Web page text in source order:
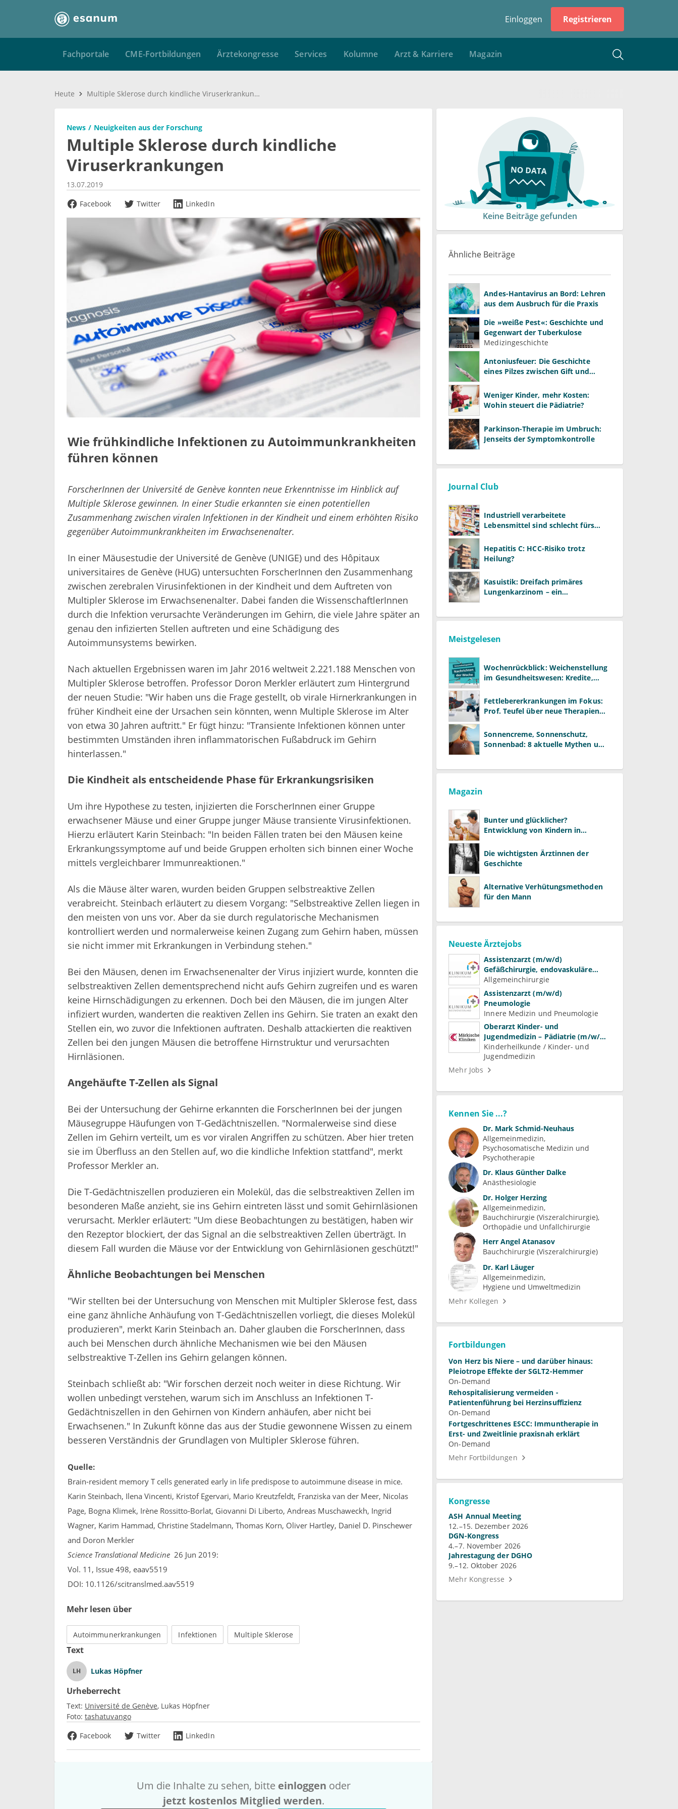
Einloggen Registrieren
Fachportale CME-Fortbildungen Ärztekongresse Services Kolumne Arzt & Karriere Magazin
Heute Multiple Sklerose durch kindliche Viruserkrankungen
News Neuigkeiten aus der Forschung
Multiple Sklerose durch kindliche
Viruserkrankungen
13.07.2019
Facebook
Twitter LinkedIn
Wie frühkindliche Infektionen zu Autoimmunkrankheiten
führen können
ForscherInnen der Université de Genève konnten neue Erkenntnisse im Hinblick auf
Multiple Sklerose gewinnen. In einer Studie erkannten sie einen potentiellen
Zusammenhang zwischen viralen Infektionen in der Kindheit und einem erhöhten Risiko
gegenüber Autoimmunkrankheiten im Erwachsenenalter.
In einer Mäusestudie der Université de Genève (UNIGE) und des Hôpitaux
universitaires de Genève (HUG) untersuchten ForscherInnen den Zusammenhang
zwischen zerebralen Virusinfektionen in der Kindheit und dem Auftreten von
Multipler Sklerose im Erwachsenenalter. Dabei fanden die WissenschaftlerInnen
durch die Infektion verursachte Veränderungen im Gehirn, die viele Jahre später an
genau den infizierten Stellen auftreten und eine Schädigung des
Autoimmunsystems bewirken.
Nach aktuellen Ergebnissen waren im Jahr 2016 weltweit 2.221.188 Menschen von
Multipler Sklerose betroffen. Professor Doron Merkler erläutert zum Hintergrund
der neuen Studie: "Wir haben uns die Frage gestellt, ob virale Hirnerkrankungen in
früher Kindheit eine der Ursachen sein könnten, wenn Multiple Sklerose im Alter
von etwa 30 Jahren auftritt." Er fügt hinzu: "Transiente Infektionen können unter
bestimmten Umständen ihren inflammatorischen Fußabdruck im Gehirn
hinterlassen."
Die Kindheit als entscheidende Phase für Erkrankungsrisiken
Um ihre Hypothese zu testen, injizierten die ForscherInnen einer Gruppe
erwachsener Mäuse und einer Gruppe junger Mäuse transiente Virusinfektionen.
Hierzu erläutert Karin Steinbach: "In beiden Fällen traten bei den Mäusen keine
Erkrankungssymptome auf und beide Gruppen erholten sich binnen einer Woche
mittels vergleichbarer Immunreaktionen."
Als die Mäuse älter waren, wurden beiden Gruppen selbstreaktive Zellen
verabreicht. Steinbach erläutert zu diesem Vorgang: "Selbstreaktive Zellen liegen in
den meisten von uns vor. Aber da sie durch regulatorische Mechanismen
kontrolliert werden und normalerweise keinen Zugang zum Gehirn haben, müssen
sie nicht immer mit Erkrankungen in Verbindung stehen."
Bei den Mäusen, denen im Erwachsenenalter der Virus injiziert wurde, konnten die
selbstreaktiven Zellen dementsprechend nicht aufs Gehirn zugreifen und es waren
keine Hirnschädigungen zu erkennen. Doch bei den Mäusen, die im jungen Alter
infiziert wurden, wanderten die reaktiven Zellen ins Gehirn. Sie traten an exakt den
Stellen ein, wo zuvor die Infektionen auftraten. Deshalb attackierten die reaktiven
Zellen bei den jungen Mäusen die betroffene Hirnstruktur und verursachten
Hirnläsionen.
Angehäufte T-Zellen als Signal
Bei der Untersuchung der Gehirne erkannten die ForscherInnen bei der jungen
Mäusegruppe Häufungen von T-Gedächtniszellen. "Normalerweise sind diese
Zellen im Gehirn verteilt, um es vor viralen Angriffen zu schützen. Aber hier treten
sie im Überfluss an den Stellen auf, wo die kindliche Infektion stattfand", merkt
Professor Merkler an.
Die T-Gedächtniszellen produzieren ein Molekül, das die selbstreaktiven Zellen im
besonderen Maße anzieht, sie ins Gehirn eintreten lässt und somit Gehirnläsionen
verursacht. Merkler erläutert: "Um diese Beobachtungen zu bestätigen, haben wir
den Rezeptor blockiert, der das Signal an die selbstreaktiven Zellen überträgt. In
diesem Fall wurden die Mäuse vor der Entwicklung von Gehirnläsionen geschützt!"
Ähnliche Beobachtungen bei Menschen
"Wir stellten bei der Untersuchung von Menschen mit Multipler Sklerose fest, dass
eine ganz ähnliche Anhäufung von T-Gedächtniszellen vorliegt, die dieses Molekül
produzieren", merkt Karin Steinbach an. Daher glauben die ForscherInnen, dass
auch bei Menschen durch ähnliche Mechanismen wie bei den Mäusen
selbstreaktive T-Zellen ins Gehirn gelangen können.
Steinbach schließt ab: "Wir forschen derzeit noch weiter in diese Richtung. Wir
wollen unbedingt verstehen, warum sich im Anschluss an Infektionen T-
Gedächtniszellen in den Gehirnen von Kindern anhäufen, aber nicht bei
Erwachsenen." In Zukunft könne das aus der Studie gewonnene Wissen zu einem
besseren Verständnis der Grundlagen von Multipler Sklerose führen.
Quelle:
Brain-resident memory T cells generated early in life predispose to autoimmune disease in mice.
Karin Steinbach, Ilena Vincenti, Kristof Egervari, Mario Kreutzfeldt, Franziska van der Meer, Nicolas
Page, Bogna Klimek, Irène Rossitto-Borlat, Giovanni Di Liberto, Andreas Muschaweckh, Ingrid
Wagner, Karim Hammad, Christine Stadelmann, Thomas Korn, Oliver Hartley, Daniel D. Pinschewer
and Doron Merkler
Science Translational Medicine 26 Jun 2019:
Vol. 11, Issue 498, eaav5519
DOI: 10.1126/scitranslmed.aav5519
Mehr lesen über
Autoimmunerkrankungen Infektionen Multiple Sklerose
Text
LH Lukas Höpfner
Urheberrecht
Text: Université de Genève Lukas Höpfner
Foto: tashatuvango
Facebook
Twitter LinkedIn
Um die Inhalte zu sehen, bitte einloggen oder
jetzt kostenlos Mitglied werden.
Keine Beiträge gefunden
Ähnliche Beiträge
Andes-Hantavirus an Bord: Lehren
aus dem Ausbruch für die Praxis
Die »weiße Pest«: Geschichte und
Gegenwart der Tuberkulose
Medizingeschichte
Antoniusfeuer: Die Geschichte
eines Pilzes zwischen Gift und
Weniger Kinder, mehr Kosten:
Wohin steuert die Pädiatrie?
Parkinson-Therapie im Umbruch:
Jenseits der Symptomkontrolle
Journal Club
Industriell verarbeitete
Lebensmittel sind schlecht fürs
Hepatitis C: HCC-Risiko trotz
Heilung?
Kasuistik: Dreifach primäres
Lungenkarzinom – ein
Meistgelesen
Wochenrückblick: Weichenstellung
im Gesundheitswesen: Kredite,
Fettlebererkrankungen im Fokus:
Prof. Teufel über neue Therapien
Sonnencreme, Sonnenschutz,
Sonnenbad: 8 aktuelle Mythen und
Magazin
Bunter und glücklicher?
Entwicklung von Kindern in
Die wichtigsten Ärztinnen der
Geschichte
Alternative Verhütungsmethoden
für den Mann
Neueste Ärztejobs
Assistenzarzt (m/w/d)
Gefäßchirurgie, endovaskuläre
Chirurgie und präventive
Gefäßmedizin
Allgemeinchirurgie
Assistenzarzt (m/w/d)
Pneumologie
Innere Medizin und Pneumologie
Oberarzt Kinder- und
Jugendmedizin – Pädiatrie (m/w/d)
Schwerpunkt Neonatologie
Kinderheilkunde / Kinder- und
Jugendmedizin
Mehr Jobs
Kennen Sie ...?
Dr. Mark Schmid-Neuhaus
Allgemeinmedizin
Psychosomatische Medizin und
Psychotherapie
Dr. Klaus Günther Dalke
Anästhesiologie
Dr. Holger Herzing
Allgemeinmedizin
Bauchchirurgie (Viszeralchirurgie)
Orthopädie und Unfallchirurgie
Herr Angel Atanasov
Bauchchirurgie (Viszeralchirurgie)
Dr. Karl Läuger
Allgemeinmedizin
Hygiene und Umweltmedizin
Mehr Kollegen
Fortbildungen
Von Herz bis Niere – und darüber hinaus:
Pleiotrope Effekte der SGLT2-Hemmer
On-Demand
Rehospitalisierung vermeiden -
Patientenführung bei Herzinsuffizienz
On-Demand
Fortgeschrittenes ESCC: Immuntherapie in
Erst- und Zweitlinie praxisnah erklärt
On-Demand
Mehr Fortbildungen
Kongresse
ASH Annual Meeting
12.–15. Dezember 2026
DGN-Kongress
4.–7. November 2026
Jahrestagung der DGHO
9.–12. Oktober 2026
Mehr Kongresse